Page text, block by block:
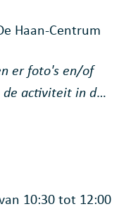
Haan-Centrum
er foto's en/of
activiteit in de
onze
omtrent jouw
op
10:30tot 12:00